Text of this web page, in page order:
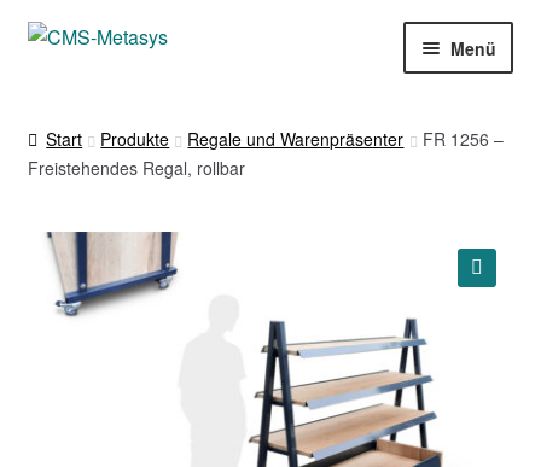
Zur
Zum
Menü
Produkte
Über uns
Leistungen
Start Produkte Regale und Warenpräsenter
FR 1256 –
Freistehendes Regal, rollbar